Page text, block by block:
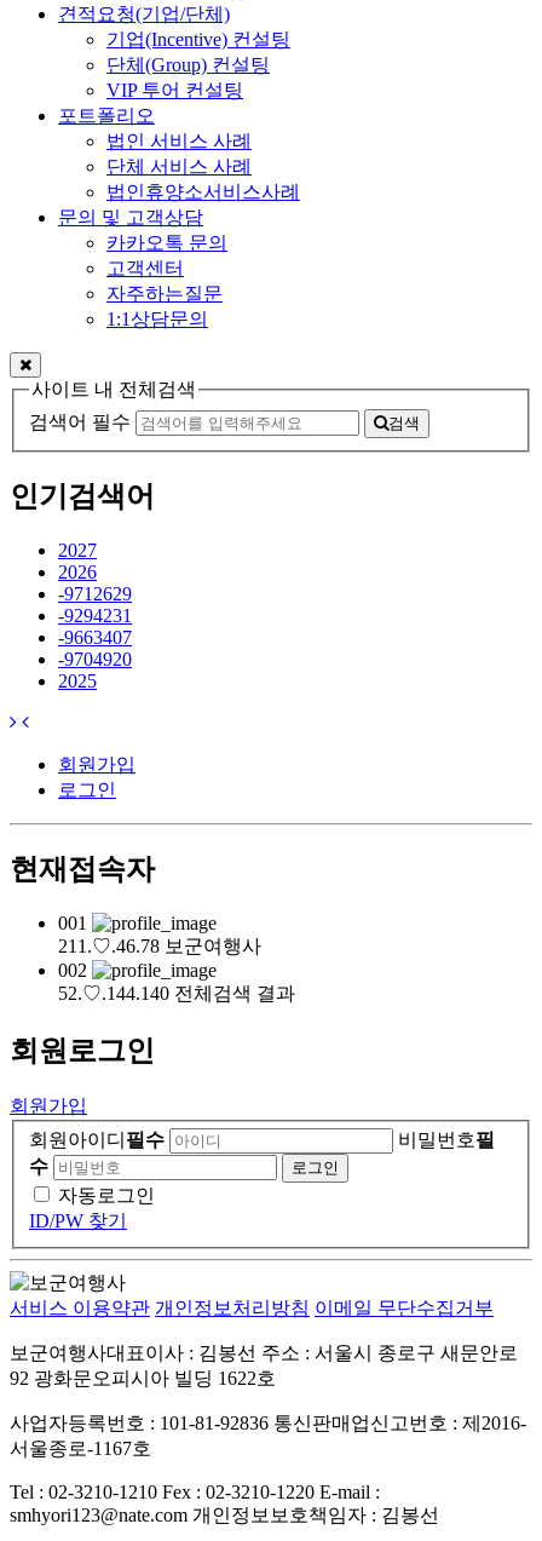
견적요청(기업/단체)
기업(Incentive) 컨설팅
단체(Group) 컨설팅
VIP 투어 컨설팅
포트폴리오
법인 서비스 사례
단체 서비스 사례
법인휴양소서비스사례
문의 및 고객상담
카카오톡 문의
고객센터
자주하는질문
1:1상담문의
사이트 내 전체검색
검색어 필수
검색
인기검색어
2027
2026
-9712629
-9294231
-9663407
-9704920
2025
회원가입
로그인
현재접속자
001
211.♡.46.78 보군여행사
002
52.♡.144.140 전체검색 결과
회원 로그인
회원가입
회원아이디 필수 비밀번호필
수
자동로그인
ID/PW 찾기
서비스 이용약관 개인정보처리방침 이메일 무단수집거부
보군여행사대표이사 : 김봉선 주소 : 서울시 종로구 새문안로
92 광화문오피시아 빌딩 1622호
사업자등록번호 : 101-81-92836 통신판매업신고번호 : 제2016-
서울종로-1167호
Tel : 02-3210-1210 Fex : 02-3210-1220 E-mail :
smhyori123@nate.com 개인정보보호책임자 : 김봉선